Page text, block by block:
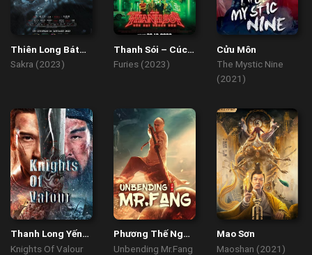
Thiên Long Bát
Bộ Kiều Phong
Truyện
Sakra (2023)
Thanh Sói – Cúc
Dại Trong Đêm
Furies (2023)
Cửu Môn
The Mystic Nine
(2021)
Thanh Long Yến
Nguyệt Đao
Knights Of Valour
Phương Thế Ngọc
Mình Đồng Da Sắt
Unbending Mr.Fang
Mao Sơn
Maoshan (2021)